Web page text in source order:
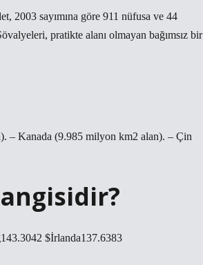
2003 sayımına göre 911 nüfusa ve 44
pratikte alanı olmayan bağımsız bir
– Kanada (9.985 milyon km2 alan). – Çin
$İrlanda137.6383